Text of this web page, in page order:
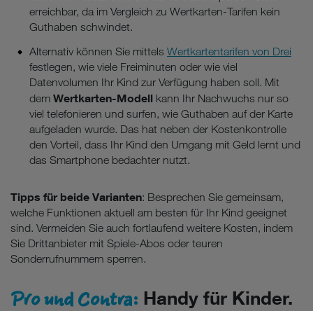
erreichbar, da im Vergleich zu Wertkarten-Tarifen kein
Guthaben schwindet.
Alternativ können Sie mittels Wertkartentarifen von Drei
festlegen, wie viele Freiminuten oder wie viel
Datenvolumen Ihr Kind zur Verfügung haben soll. Mit
dem Wertkarten-Modell kann Ihr Nachwuchs nur so
viel telefonieren und surfen, wie Guthaben auf der Karte
aufgeladen wurde. Das hat neben der Kostenkontrolle
den Vorteil, dass Ihr Kind den Umgang mit Geld lernt und
das Smartphone bedachter nutzt.
Tipps für beide Varianten: Besprechen Sie gemeinsam,
welche Funktionen aktuell am besten für Ihr Kind geeignet
sind. Vermeiden Sie auch fortlaufend weitere Kosten, indem
Sie Drittanbieter mit Spiele-Abos oder teuren
Sonderrufnummern sperren.
Pro und Contra: Handy für Kinder.